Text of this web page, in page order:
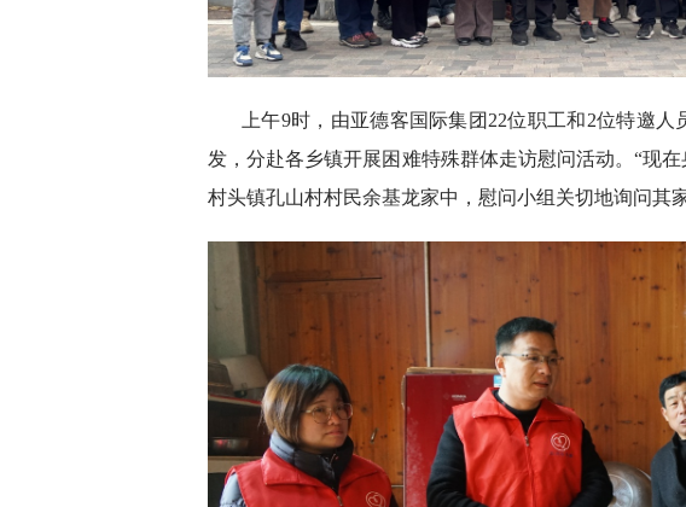
上午9时，由亚德客国际集团22位职工和2位特邀
发，分赴各乡镇开展困难特殊群体走访慰问活动。“现
村头镇孔山村村民余基龙家中，慰问小组关切地询问其